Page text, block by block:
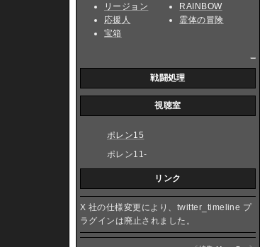
リージョン
応援人
宝箱
RAINBOW
霊体の冒険
戦闘処理
視聴室
ポレン15
ポレン11-
リンク
X 社の仕様変更により、twitter_timeline プ
ラグインは廃止されました。